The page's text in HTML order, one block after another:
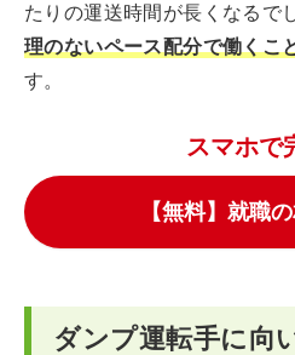
たりの運送時間が長くなるで
理のないペース配分で働くこ
す。
スマホで
【無料】就職
ダンプ運転手に向